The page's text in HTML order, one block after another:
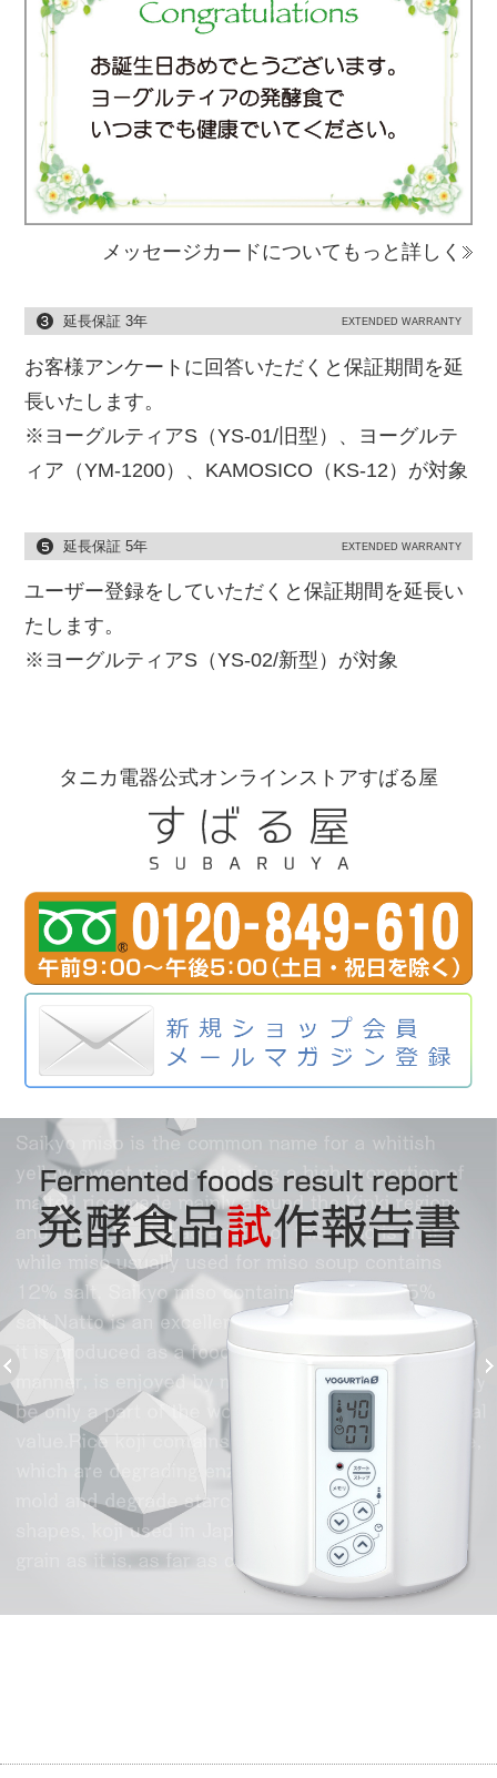
メッセージカードについてもっと詳しく
延長保証 3年 EXTENDED WARRANTY
お客様アンケートに回答いただくと保証期間を延
長いたします。
※ヨーグルティアS（YS-01/旧型）、ヨーグルテ
ィア（YM-1200）、KAMOSICO（KS-12）が対象
延長保証 5年 EXTENDED WARRANTY
ユーザー登録をしていただくと保証期間を延長い
たします。
※ヨーグルティアS（YS-02/新型）が対象
タニカ電器公式オンラインストアすばる屋